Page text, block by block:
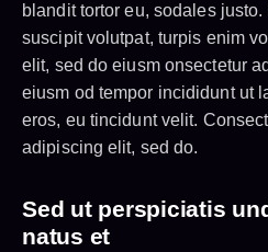
blandit tortor eu, sodales
suscipit volutpat, turpis enim
elit, sed do eiusm onsectetur
eiusm od tempor incididunt ut
eros, eu tincidunt velit.
adipiscing elit, sed do.
Sed ut perspiciatis
natus et